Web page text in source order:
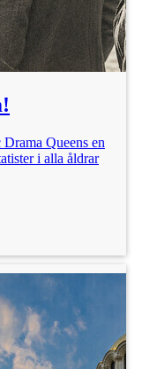
Queens en
i alla åldrar